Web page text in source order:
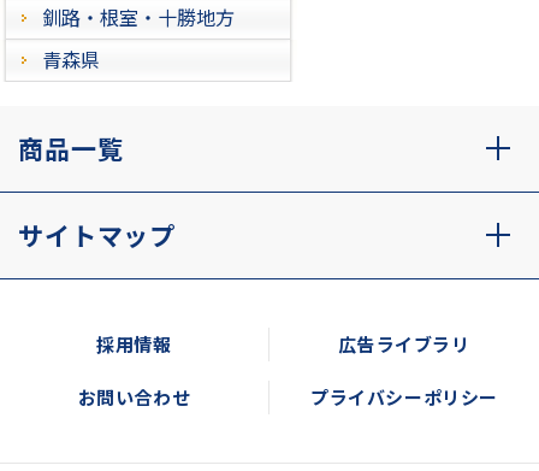
釧路・根室・十勝地方
青森県
商品一覧
サイトマップ
採用情報 広告ライブラリ
お問い合わせ プライバシーポリシー